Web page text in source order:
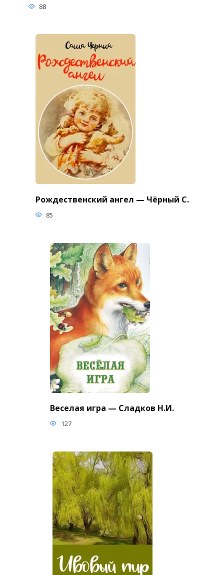
88
Рождественский ангел — Чёрный С.
85
Веселая игра — Сладков Н.И.
127